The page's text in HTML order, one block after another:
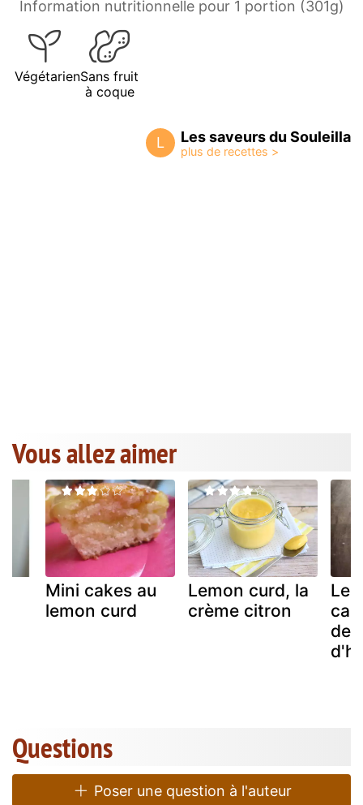
Information nutritionnelle pour 1 portion (301g)
VégétarienSans fruit
à coque
L Les saveurs du Souleilla
Vous allez aimer
Mini cakes au
lemon curd
Lemon curd, la
crème citron
Questions
Poser une question à l'auteur